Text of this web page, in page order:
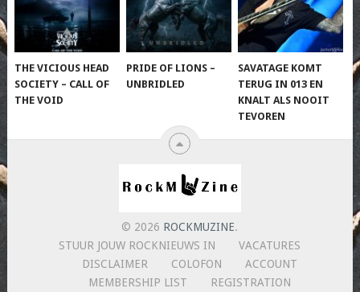
THE VICIOUS HEAD
SOCIETY – CALL OF
THE VOID
PRIDE OF LIONS –
UNBRIDLED
SAVATAGE KOMT
TERUG IN 013 EN
KNALT ALS NOOIT
TEVOREN
© 2026 ROCKMUZINE.
STUUR JOUW ROCKNIEUWS IN
VACATURES
DISCLAIMER
COLOFON
ACCOUNT
MEMBERSHIP LIST
REGISTRATION